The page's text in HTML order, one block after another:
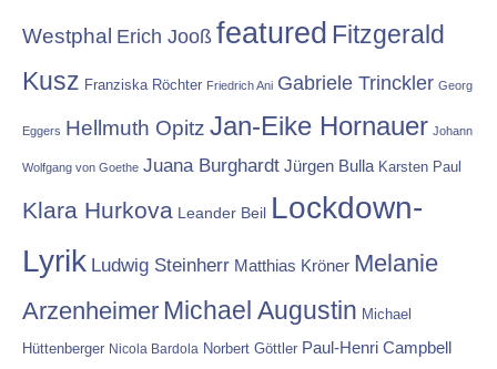
Westphal Erich Jooß featured Fitzgerald
Kusz Franziska Röchter Friedrich Ani Gabriele Trinckler Georg
Eggers Hellmuth Opitz Jan-Eike Hornauer Johann
Wolfgang von Goethe Juana Burghardt Jürgen Bulla Karsten Paul
Klara Hurkova Leander Beil Lockdown-
Lyrik Ludwig Steinherr Matthias Kröner Melanie
Arzenheimer Michael Augustin Michael
Hüttenberger Nicola Bardola Norbert Göttler Paul-Henri Campbell